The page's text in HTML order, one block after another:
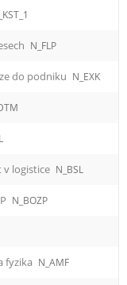
N_FLP
do podniku N_EXK
v logistice N_BSL
N_BOZP
fyzika N_AMF